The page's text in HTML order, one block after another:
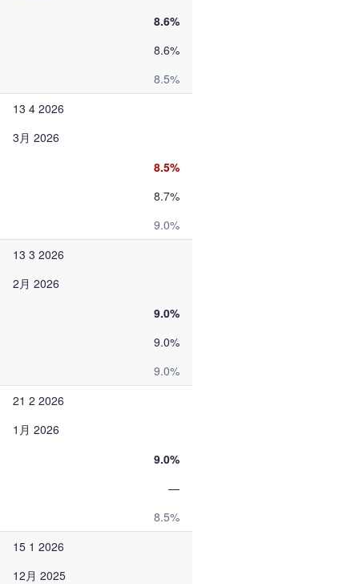
8.6%
8.6%
8.5%
13 4 2026
3月 2026
8.5%
8.7%
9.0%
13 3 2026
2月 2026
9.0%
9.0%
9.0%
21 2 2026
1月 2026
9.0%
—
8.5%
15 1 2026
12月 2025